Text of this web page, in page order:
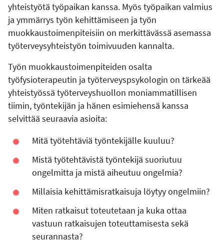
yhteistyötä työpaikan kanssa. Myös työpaikan valmius
ja ymmärrys työn kehittämiseen ja työn
muokkaustoimenpiteisiin on merkittävässä asemassa
työterveysyhteistyön toimivuuden kannalta.
Työn muokkaustoimenpiteiden osalta
työfysioterapeutin ja työterveyspsykologin on tärkeää
yhteistyössä työterveyshuollon moniammatillisen
tiimin, työntekijän ja hänen esimiehensä kanssa
selvittää seuraavia asioita:
Mitä työtehtäviä työntekijälle kuuluu?
Mistä työtehtävistä työntekijä suoriutuu
ongelmitta ja mistä aiheutuu ongelmia?
Millaisia kehittämisratkaisuja löytyy ongelmiin?
Miten ratkaisut toteutetaan ja kuka ottaa
vastuun ratkaisujen toteuttamisesta sekä
seurannasta?